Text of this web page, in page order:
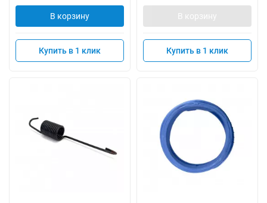
В корзину
Купить в 1 клик
В корзину
Купить в 1 клик